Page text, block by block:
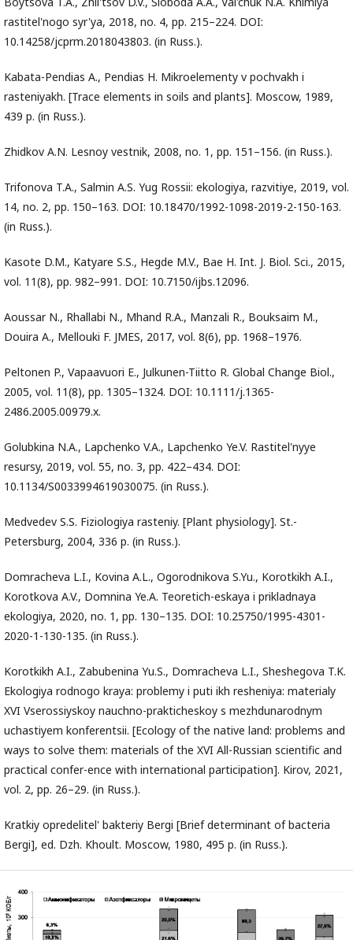
rastitel'nogo syr'ya, 2018, no. 4, pp. 215–224. DOI:
10.14258/jcprm.2018043803. (in Russ.).
Kabata-Pendias A., Pendias H. Mikroelementy v pochvakh i
rasteniyakh. [Trace elements in soils and plants]. Moscow, 1989,
439 p. (in Russ.).
Zhidkov A.N. Lesnoy vestnik, 2008, no. 1, pp. 151–156. (in Russ.).
Trifonova T.A., Salmin A.S. Yug Rossii: ekologiya, razvitiye, 2019, vol.
14, no. 2, pp. 150–163. DOI: 10.18470/1992-1098-2019-2-150-163.
(in Russ.).
Kasote D.M., Katyare S.S., Hegde M.V., Bae H. Int. J. Biol. Sci., 2015,
vol. 11(8), pp. 982–991. DOI: 10.7150/ijbs.12096.
Aoussar N., Rhallabi N., Mhand R.A., Manzali R., Bouksaim M.,
Douira A., Mellouki F. JMES, 2017, vol. 8(6), pp. 1968–1976.
Peltonen P., Vapaavuori E., Julkunen-Tiitto R. Global Change Biol.,
2005, vol. 11(8), pp. 1305–1324. DOI: 10.1111/j.1365-
2486.2005.00979.x.
Golubkina N.A., Lapchenko V.A., Lapchenko Ye.V. Rastitel'nyye
resursy, 2019, vol. 55, no. 3, pp. 422–434. DOI:
10.1134/S0033994619030075. (in Russ.).
Medvedev S.S. Fiziologiya rasteniy. [Plant physiology]. St.-
Petersburg, 2004, 336 p. (in Russ.).
Domracheva L.I., Kovina A.L., Ogorodnikova S.Yu., Korotkikh A.I.,
Korotkova A.V., Domnina Ye.A. Teoretich-eskaya i prikladnaya
ekologiya, 2020, no. 1, pp. 130–135. DOI: 10.25750/1995-4301-
2020-1-130-135. (in Russ.).
Korotkikh A.I., Zabubenina Yu.S., Domracheva L.I., Sheshegova T.K.
Ekologiya rodnogo kraya: problemy i puti ikh resheniya: materialy
XVI Vserossiyskoy nauchno-prakticheskoy s mezhdunarodnym
uchastiyem konferentsii. [Ecology of the native land: problems and
ways to solve them: materials of the XVI All-Russian scientific and
practical confer-ence with international participation]. Kirov, 2021,
vol. 2, pp. 26–29. (in Russ.).
Kratkiy opredelitel' bakteriy Bergi [Brief determinant of bacteria
Bergi], ed. Dzh. Khoult. Moscow, 1980, 495 p. (in Russ.).